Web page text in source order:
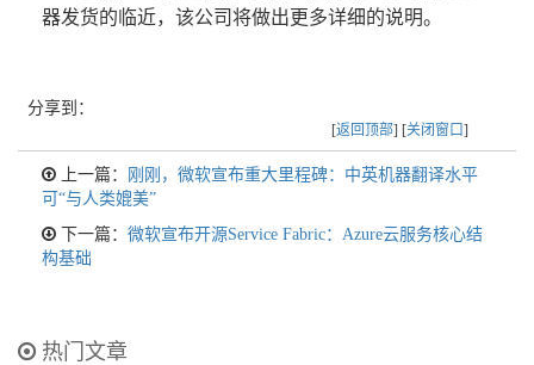
器发货的临近，该公司将做出更多详细的说明。
分享到：
[返回顶部] [关闭窗口]
上一篇：
刚刚，微软宣布重大里程碑：中英机器翻译水平
可“与人类媲美”
下一篇： 微软宣布开源Service Fabric：Azure云服务核心结
构基础
热门文章